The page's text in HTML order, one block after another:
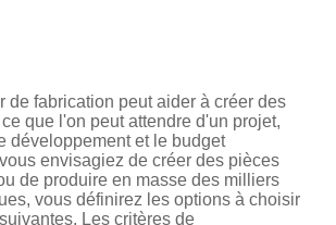
de fabrication peut aider à créer des
que l'on peut attendre d'un projet,
développement et le budget
envisagiez de créer des pièces
de produire en masse des milliers
vous définirez les options à choisir
Les critères de